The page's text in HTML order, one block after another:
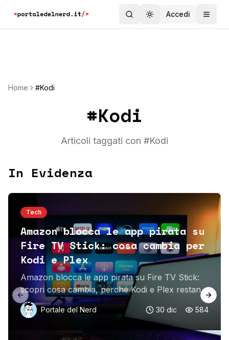
Toggle theme
Accedi
Home #Kodi
#Kodi
Articoli taggati con #Kodi
In Evidenza
Tech
Amazon blocca le app pirata su
Fire TV Stick: cosa cambia per
Kodi e Plex
Amazon blocca le app pirata su Fire TV Stick:
scopri cosa cambia, perché Kodi e Plex restano
al sicuro e come il sideloading sta diventando
più limitato.
Portale del Nerd 30 dic 584
Previous slide Next